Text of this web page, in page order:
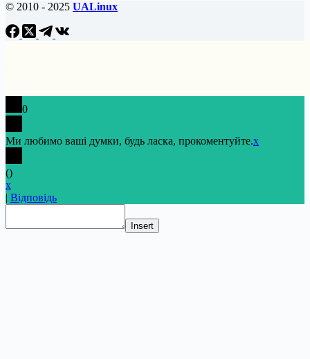
© 2010 - 2025 UALinux
0
Ми любимо ваші думки, будь ласка, прокоментуйте.x
()
x
| Відповідь
Insert